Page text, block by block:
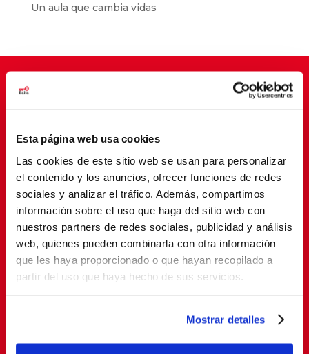
Esta página web usa cookies
Las cookies de este sitio web se usan para personalizar
el contenido y los anuncios, ofrecer funciones de redes
sociales y analizar el tráfico. Además, compartimos
información sobre el uso que haga del sitio web con
nuestros partners de redes sociales, publicidad y análisis
web, quienes pueden combinarla con otra información
que les haya proporcionado o que hayan recopilado a
partir del uso que haya hecho de sus servicios.
Mostrar detalles
Un aula que cambia vidas
SUSCRIBETE